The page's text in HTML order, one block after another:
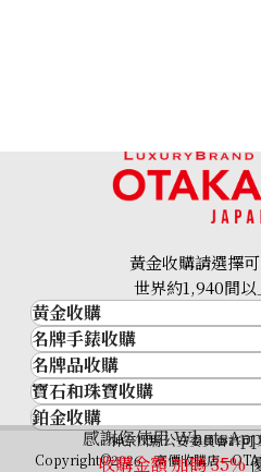
Sphene diamond necklace
參考回收價
HKD 4,381.20
感謝您使用
收購金額 加碼35%
黃金收購請選擇
世界約1,940間
黃金收購
黃金･金條
金條
金幣及銀幣
過去十年黃金價格
金飾
名牌手錶收購
名牌手錶收購
勞力士 (Rolex)
Patek Philippe
Audemars Piguet
名牌品收購
名牌品收購
HERMES
LOUIS VUITTON
寶石和珠寶收購
寶石和珠寶
鉑金收購
神奈川縣公安委員會許
Copyright©2026 高價收購店